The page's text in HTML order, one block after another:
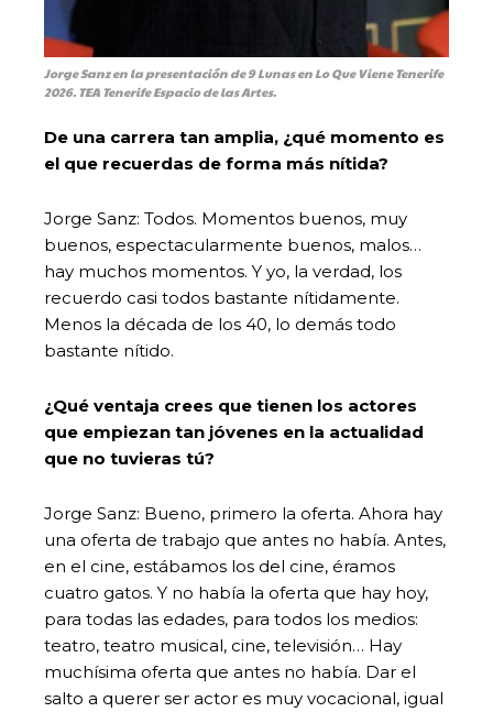
Jorge Sanz en la presentación de 9 Lunas en Lo Que Viene Tenerife
2026. TEA Tenerife Espacio de las Artes.
De una carrera tan amplia, ¿qué momento es
el que recuerdas de forma más nítida?
Jorge Sanz: Todos. Momentos buenos, muy
buenos, espectacularmente buenos, malos…
hay muchos momentos. Y yo, la verdad, los
recuerdo casi todos bastante nítidamente.
Menos la década de los 40, lo demás todo
bastante nítido.
¿Qué ventaja crees que tienen los actores
que empiezan tan jóvenes en la actualidad
que no tuvieras tú?
Jorge Sanz: Bueno, primero la oferta. Ahora hay
una oferta de trabajo que antes no había. Antes,
en el cine, estábamos los del cine, éramos
cuatro gatos. Y no había la oferta que hay hoy,
para todas las edades, para todos los medios:
teatro, teatro musical, cine, televisión… Hay
muchísima oferta que antes no había. Dar el
salto a querer ser actor es muy vocacional, igual